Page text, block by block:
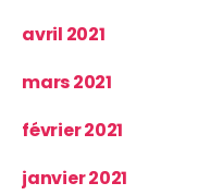
avril 2021
mars 2021
février 2021
janvier 2021